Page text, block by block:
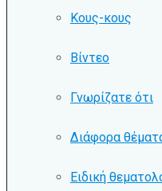
Κους-κους
Βίντεο
Γνωρίζατε ότι
Διάφορα
Ειδική